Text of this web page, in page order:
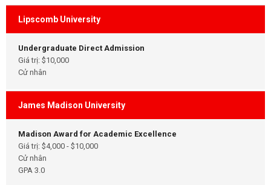
Lipscomb University
Undergraduate Direct Admission
Giá trị: $10,000
Cử nhân
James Madison University
Madison Award for Academic Excellence
Giá trị: $4,000 - $10,000
Cử nhân
GPA 3.0